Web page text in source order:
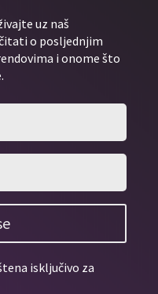
uz naš
o posljednjim
i onome što
isključivo za